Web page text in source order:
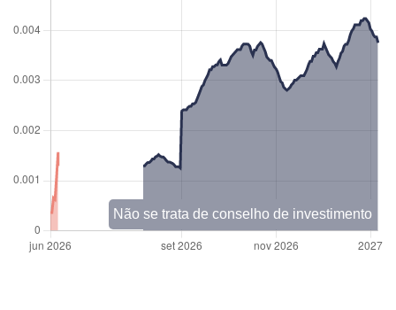
Não se trata de conselho de investimento